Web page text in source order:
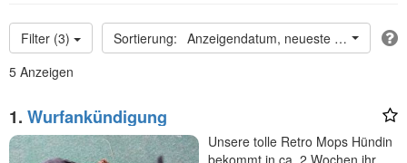
Filter (3)
Anzeigendatum, neueste oben
5 Anzeigen
1. Wurfankündigung
Unsere tolle Retro Mops Hündin
bekommt in ca. 2 Wochen ihr